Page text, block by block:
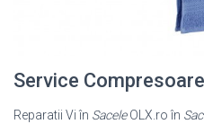
Service
Reparatii Vi în SaceleOLX.ro în